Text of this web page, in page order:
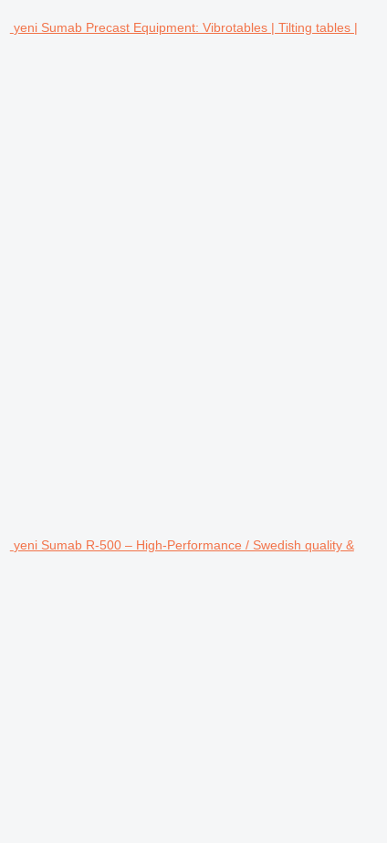
yeni Sumab Precast Equipment: Vibrotables | Tilting tables |
yeni Sumab R-500 – High-Performance / Swedish quality &